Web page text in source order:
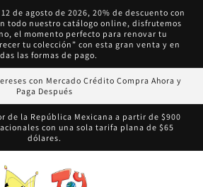
de agosto de 2026, 20% de descuento con
todo nuestro catálogo online, disfrutemos
el momento perfecto para renovar tu
tu colección” con esta gran venta y en
las formas de pago.
con Mercado Crédito Compra Ahora y
Paga Después
de la República Mexicana a partir de $900
con una sola tarifa plana de $65
dólares.